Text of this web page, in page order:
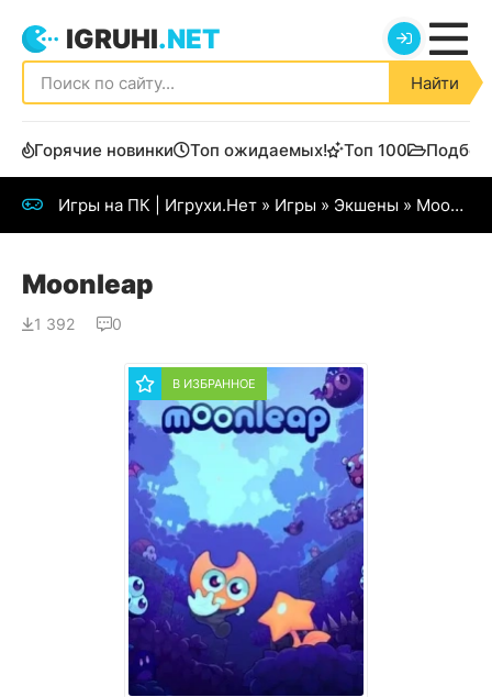
IGRUHI.NET
Найти
Горячие новинки Топ ожидаемых! Топ 100
Игры на ПК | Игрухи.Нет » Игры » Экшены » Moonleap
Moonleap
1 392 0
В ИЗБРАННОЕ